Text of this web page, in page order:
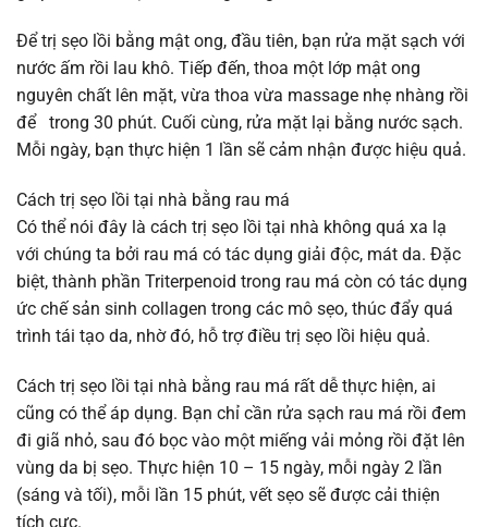
Để trị sẹo lồi bằng mật ong, đầu tiên, bạn rửa mặt sạch với
nước ấm rồi lau khô. Tiếp đến, thoa một lớp mật ong
nguyên chất lên mặt, vừa thoa vừa massage nhẹ nhàng rồi
để trong 30 phút. Cuối cùng, rửa mặt lại bằng nước sạch.
Mỗi ngày, bạn thực hiện 1 lần sẽ cảm nhận được hiệu quả.
Cách trị sẹo lồi tại nhà bằng rau má
Có thể nói đây là cách trị sẹo lồi tại nhà không quá xa lạ
với chúng ta bởi rau má có tác dụng giải độc, mát da. Đặc
biệt, thành phần Triterpenoid trong rau má còn có tác dụng
ức chế sản sinh collagen trong các mô sẹo, thúc đẩy quá
trình tái tạo da, nhờ đó, hỗ trợ điều trị sẹo lồi hiệu quả.
Cách trị sẹo lồi tại nhà bằng rau má rất dễ thực hiện, ai
cũng có thể áp dụng. Bạn chỉ cần rửa sạch rau má rồi đem
đi giã nhỏ, sau đó bọc vào một miếng vải mỏng rồi đặt lên
vùng da bị sẹo. Thực hiện 10 – 15 ngày, mỗi ngày 2 lần
(sáng và tối), mỗi lần 15 phút, vết sẹo sẽ được cải thiện
tích cực.